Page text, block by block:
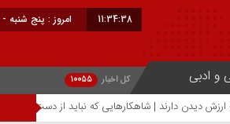
11:34:38 امروز : پنج شنبه - ۱۵ مرداد - ۱۴۰۵
و ادبی کل اخبار 10055
احتمال افزایش ۳۰۰ دلاری قیمت آیفون ۱۸ پرو؛ تراشه ۲ نانومتری عامل گرانی آیفون‌های جدید اپل